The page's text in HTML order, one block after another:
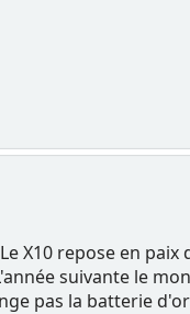
X10 repose en paix
suivante le
pas la batterie